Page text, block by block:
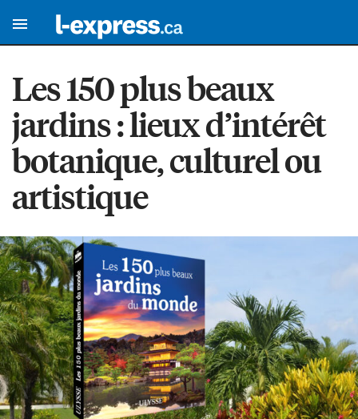
Les 150 plus beaux
jardins : lieux d’intérêt
botanique, culturel ou
artistique